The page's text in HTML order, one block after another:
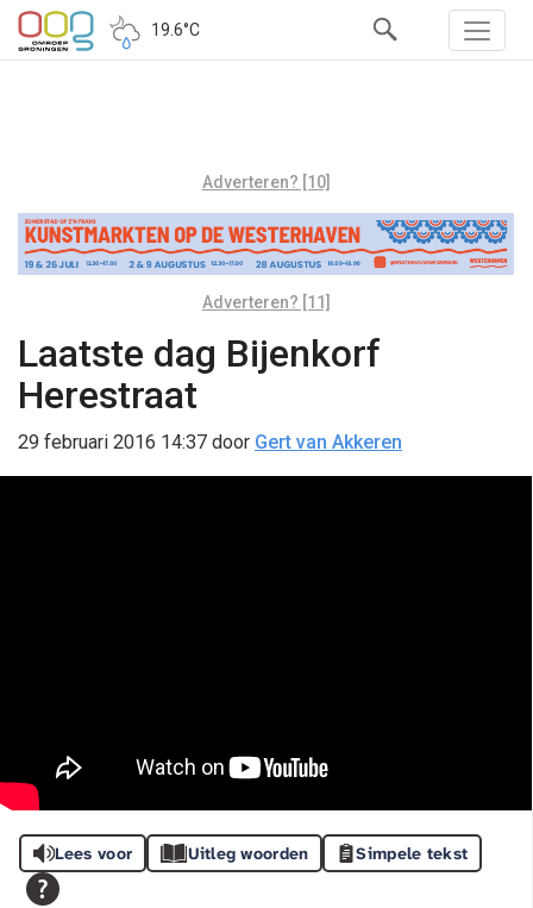
19.6°C
Adverteren? [10]
Adverteren? [11]
Laatste dag Bijenkorf
Herestraat
29 februari 2016 14:37 door Gert van Akkeren
Lees voor Uitleg woorden Simpele tekst